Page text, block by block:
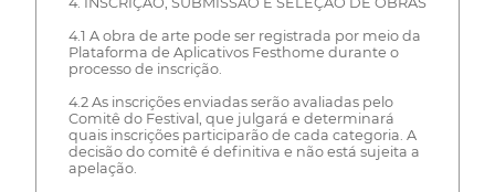
4.1 A obra de arte pode ser registrada por meio da
Plataforma de Aplicativos Festhome durante o
processo de inscrição.
4.2 As inscrições enviadas serão avaliadas pelo
Comitê do Festival, que julgará e determinará
quais inscrições participarão de cada categoria. A
decisão do comitê é definitiva e não está sujeita a
apelação.